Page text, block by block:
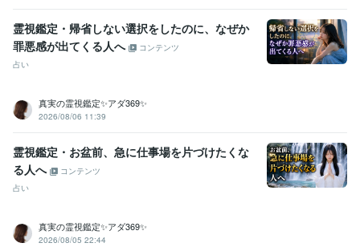
霊視鑑定・帰省しない選択をしたのに、なぜか
罪悪感が出てくる人へ
コンテンツ
占い
真実の霊視鑑定✨アダ369✨
2026/08/06 11:39
霊視鑑定・お盆前、急に仕事場を片づけたくな
る人へ
コンテンツ
占い
真実の霊視鑑定✨アダ369✨
2026/08/05 22:44